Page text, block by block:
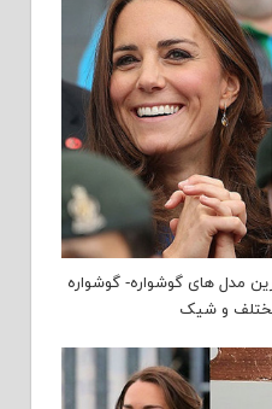
مدل های گوشواره- گوشواره
و شیک